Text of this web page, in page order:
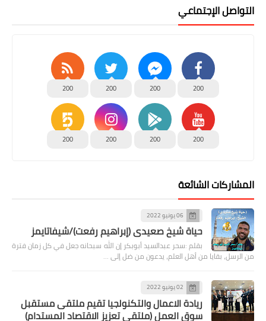
التواصل الإجتماعي
200
200
200
200
200
200
200
200
المشاركات الشائعة
06 يونيو 2022
حياة شيخ صعيدى (إبراهيم رفعت)/شيفاتايمز
بقلم :سحر عبدالسيد أبوبكر إن الله سبحانه جعل في كل زمان فترة
من الرسل، بقايا من أهل العلم، يدعون من ضل إلى …
02 يونيو 2022
ريادة الاعمال والتكنولجيا تقيم ملتقى مستقبل
سوق العمل (ملتقى تعزيز الاقتصاد المستدام)